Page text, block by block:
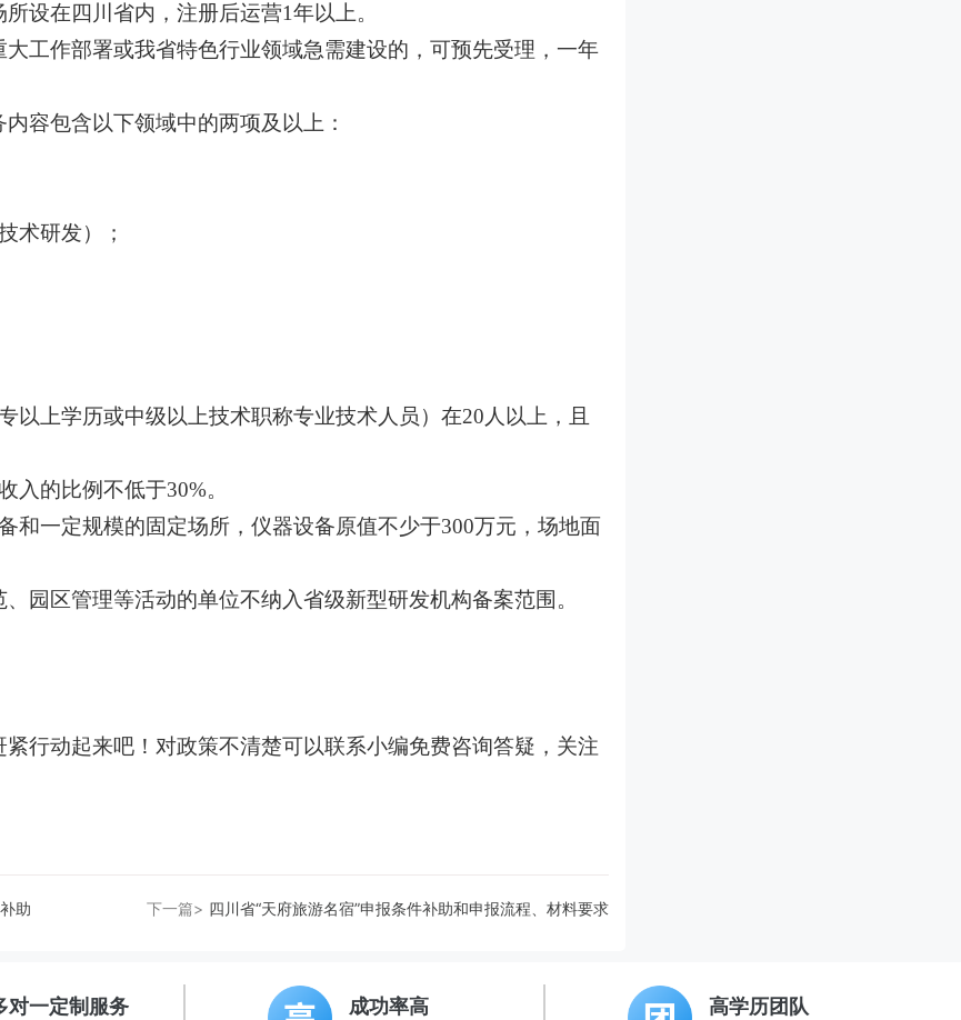
设在四川省内，注册后运营1年以上。
工作部署或我省特色行业领域急需建设的，可预先受理，一年
容包含以下领域中的两项及以上：
术研发）；
以上学历或中级以上技术职称专业技术人员）在20人以上，且
入的比例不低于30%。
和一定规模的固定场所，仪器设备原值不少于300万元，场地面
园区管理等活动的单位不纳入省级新型研发机构备案范围。
行动起来吧！对政策不清楚可以联系小编免费咨询答疑，关注
助 下一篇> 四川省“天府旅游名宿”申报条件补助和申报流程、材料要求
对一定制服务 成功率高 高学历团队